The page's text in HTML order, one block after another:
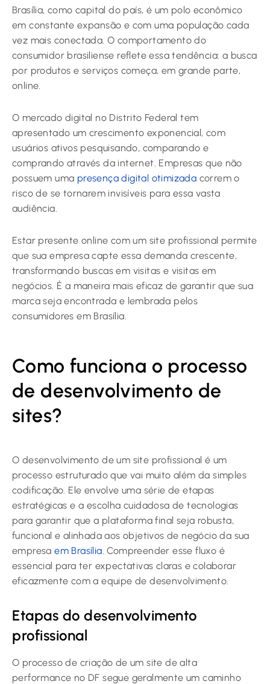
Brasília, como capital do país, é um polo econômico
em constante expansão e com uma população cada
vez mais conectada. O comportamento do
consumidor brasiliense reflete essa tendência: a busca
por produtos e serviços começa, em grande parte,
online.
O mercado digital no Distrito Federal tem
apresentado um crescimento exponencial, com
usuários ativos pesquisando, comparando e
comprando através da internet. Empresas que não
possuem uma presença digital otimizada correm o
risco de se tornarem invisíveis para essa vasta
audiência.
Estar presente online com um site profissional permite
que sua empresa capte essa demanda crescente,
transformando buscas em visitas e visitas em
negócios. É a maneira mais eficaz de garantir que sua
marca seja encontrada e lembrada pelos
consumidores em Brasília.
Como funciona o processo
de desenvolvimento de
sites?
O desenvolvimento de um site profissional é um
processo estruturado que vai muito além da simples
codificação. Ele envolve uma série de etapas
estratégicas e a escolha cuidadosa de tecnologias
para garantir que a plataforma final seja robusta,
funcional e alinhada aos objetivos de negócio da sua
empresaem Brasília . Compreender esse fluxo é
essencial para ter expectativas claras e colaborar
eficazmente com a equipe de desenvolvimento.
Etapas do desenvolvimento
profissional
O processo de criação de um site de alta
performance no DF segue geralmente um caminho